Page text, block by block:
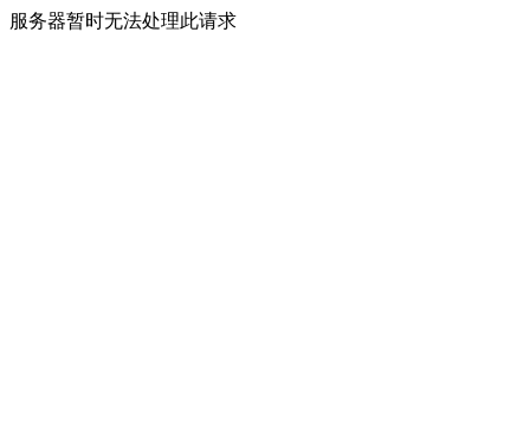
服务器暂时无法处理此请求